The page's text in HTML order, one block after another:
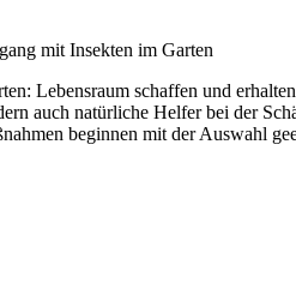
mit Insekten im Garten
Lebensraum schaffen und
auch natürliche Helfer bei der
beginnen mit der Auswahl